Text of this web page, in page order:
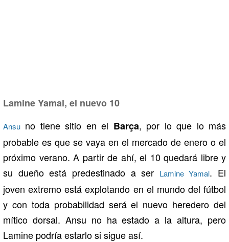
Lamine Yamal, el nuevo 10
Ansu no tiene sitio en el Barça, por lo que lo más
probable es que se vaya en el mercado de enero o el
próximo verano. A partir de ahí, el 10 quedará libre y
su dueño está predestinado a ser Lamine Yamal. El
joven extremo está explotando en el mundo del fútbol
y con toda probabilidad será el nuevo heredero del
mítico dorsal. Ansu no ha estado a la altura, pero
Lamine podría estarlo si sigue así.